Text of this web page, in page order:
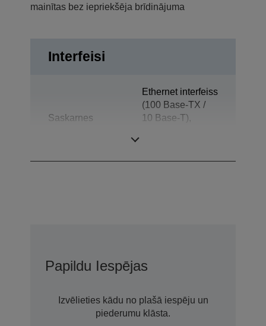
mainītas bez iepriekšēja brīdinājuma
Interfeisi
Saskarnes
Ethernet interfeiss
(100 Base-TX /
10 Base-T),
Papildu Iespējas
Izvēlieties kādu no plašā iespēju un
piederumu klāsta.